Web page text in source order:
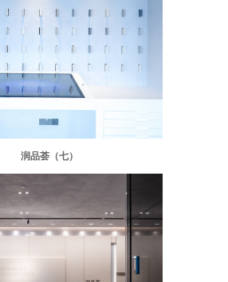
润品荟（七）